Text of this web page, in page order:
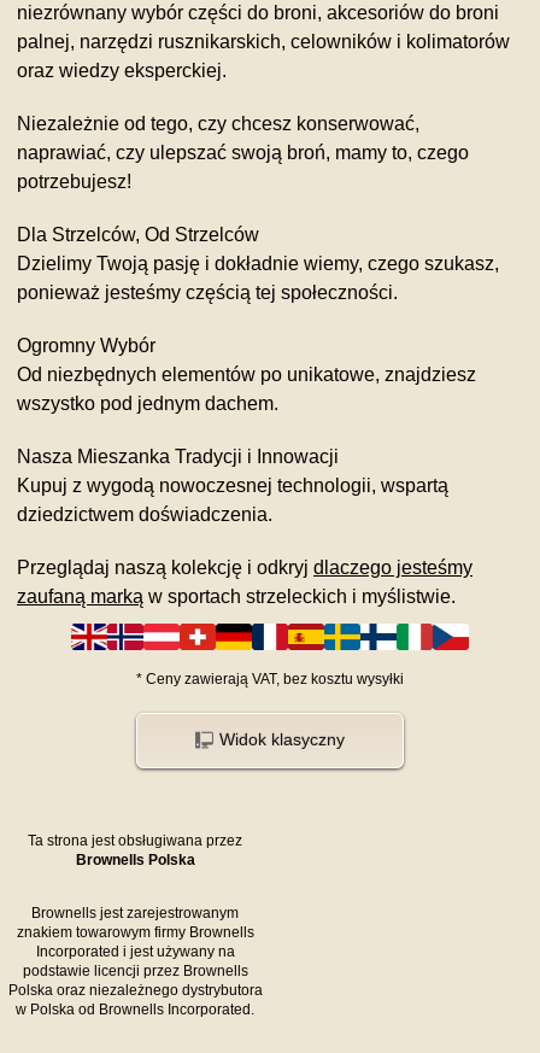
niezrównany wybór części do broni, akcesoriów do broni
palnej, narzędzi rusznikarskich, celowników i kolimatorów
oraz wiedzy eksperckiej.
Niezależnie od tego, czy chcesz konserwować,
naprawiać, czy ulepszać swoją broń, mamy to, czego
potrzebujesz!
Dla Strzelców, Od Strzelców
Dzielimy Twoją pasję i dokładnie wiemy, czego szukasz,
ponieważ jesteśmy częścią tej społeczności.
Ogromny Wybór
Od niezbędnych elementów po unikatowe, znajdziesz
wszystko pod jednym dachem.
Nasza Mieszanka Tradycji i Innowacji
Kupuj z wygodą nowoczesnej technologii, wspartą
dziedzictwem doświadczenia.
Przeglądaj naszą kolekcję i odkryj dlaczego jesteśmy
zaufaną marką w sportach strzeleckich i myślistwie.
* Ceny zawierają VAT, bez kosztu wysyłki
Widok klasyczny
Ta strona jest obsługiwana przez
Brownells Polska
Brownells jest zarejestrowanym
znakiem towarowym firmy Brownells
Incorporated i jest używany na
podstawie licencji przez Brownells
Polska oraz niezależnego dystrybutora
w Polska od Brownells Incorporated.